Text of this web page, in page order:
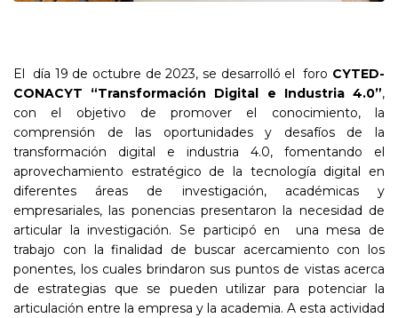
El día 19 de octubre de 2023, se desarrolló el foro CYTED-
CONACYT
“Transformación Digital e Industria 4.0”,
con el objetivo de promover el conocimiento, la
comprensión de las oportunidades y desafíos de la
transformación digital e industria 4.0, fomentando el
aprovechamiento estratégico de la tecnología digital en
diferentes áreas de investigación, académicas y
empresariales, las ponencias presentaron la necesidad de
articular la investigación. Se participó en una mesa de
trabajo con la finalidad de buscar acercamiento con los
ponentes, los cuales brindaron sus puntos de vistas acerca
de estrategias que se pueden utilizar para potenciar la
articulación entre la empresa y la academia. A esta actividad